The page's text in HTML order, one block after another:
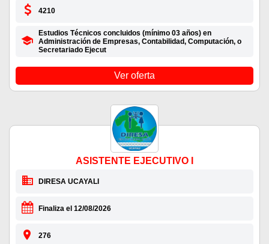
4210
Estudios Técnicos concluidos (mínimo 03 años) en
Administración de Empresas, Contabilidad, Computación, o
Secretariado Ejecut
Ver oferta
ASISTENTE EJECUTIVO I
DIRESA UCAYALI
Finaliza el 12/08/2026
276